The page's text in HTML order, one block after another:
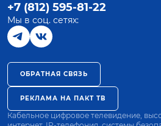
+7 (812) 595-81-22
Мы в соц. сетях:
ОБРАТНАЯ СВЯЗЬ
РЕКЛАМА НА ПАКТ ТВ
Кабельное цифровое телевидение,